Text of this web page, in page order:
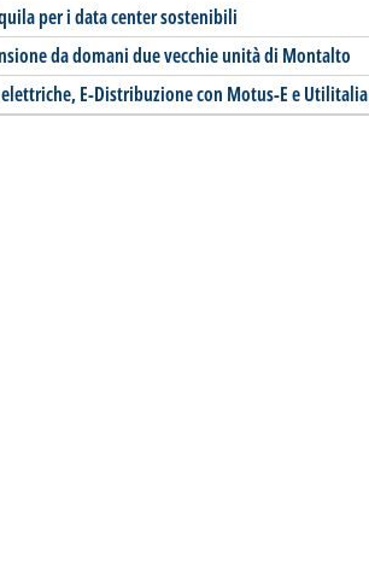
per i data center sostenibili
da domani due vecchie unità di Montalto
E-Distribuzione con Motus-E e Utilitalia